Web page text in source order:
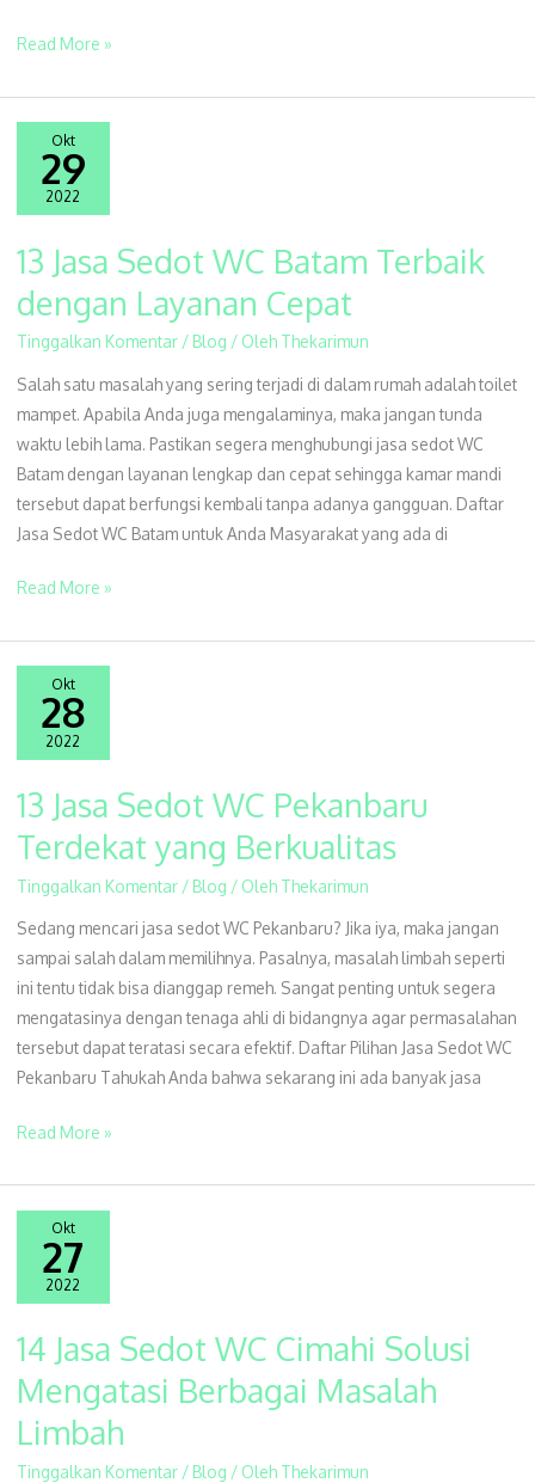
Read More »
Okt
29
2022
13 Jasa Sedot WC Batam Terbaik
dengan Layanan Cepat
Tinggalkan Komentar / Blog / Oleh Thekarimun
Salah satu masalah yang sering terjadi di dalam rumah adalah toilet
mampet. Apabila Anda juga mengalaminya, maka jangan tunda
waktu lebih lama. Pastikan segera menghubungi jasa sedot WC
Batam dengan layanan lengkap dan cepat sehingga kamar mandi
tersebut dapat berfungsi kembali tanpa adanya gangguan. Daftar
Jasa Sedot WC Batam untuk Anda Masyarakat yang ada di
13
Sedot
WC
Batam
dengan
Layanan
Cepat
Read More »
Okt
28
2022
13 Jasa Sedot WC Pekanbaru
Terdekat yang Berkualitas
Tinggalkan Komentar / Blog / Oleh Thekarimun
Sedang mencari jasa sedot WC Pekanbaru? Jika iya, maka jangan
sampai salah dalam memilihnya. Pasalnya, masalah limbah seperti
ini tentu tidak bisa dianggap remeh. Sangat penting untuk segera
mengatasinya dengan tenaga ahli di bidangnya agar permasalahan
tersebut dapat teratasi secara efektif. Daftar Pilihan Jasa Sedot WC
Pekanbaru Tahukah Anda bahwa sekarang ini ada banyak jasa
13
Sedot
WC
Pekanbaru
Terdekat
yang
Berkualitas
Read More »
Okt
27
2022
14 Jasa Sedot WC Cimahi Solusi
Mengatasi Berbagai Masalah
Limbah
Tinggalkan Komentar / Blog / Oleh Thekarimun
14
Sedot
WC
Cimahi